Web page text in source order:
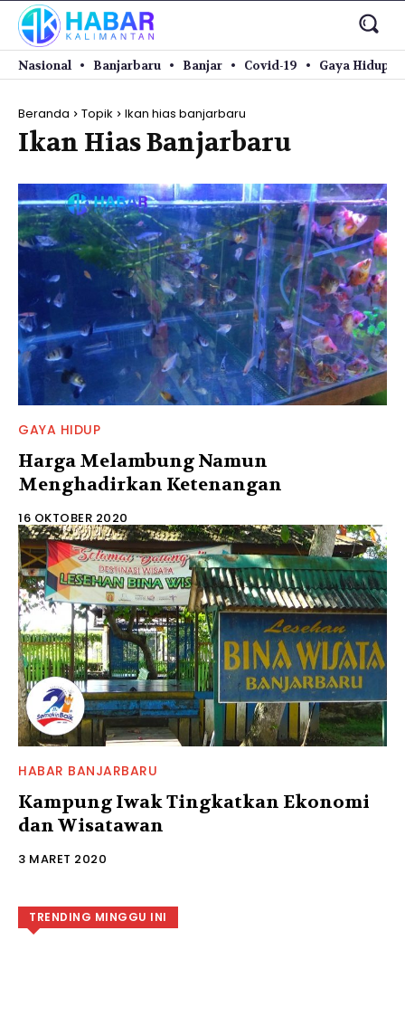
Nasional Banjarbaru Banjar Covid-19 Gaya Hidup
Beranda Topik Ikan hias banjarbaru
Ikan Hias Banjarbaru
GAYA HIDUP
Harga Melambung Namun
Menghadirkan Ketenangan
16 OKTOBER 2020
HABAR BANJARBARU
Kampung Iwak Tingkatkan Ekonomi
dan Wisatawan
3 MARET 2020
TRENDING MINGGU INI